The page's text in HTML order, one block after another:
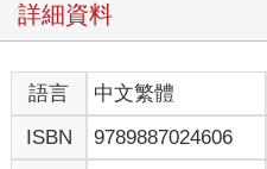
詳細資料
語言 中文繁體
ISBN
9789887024606